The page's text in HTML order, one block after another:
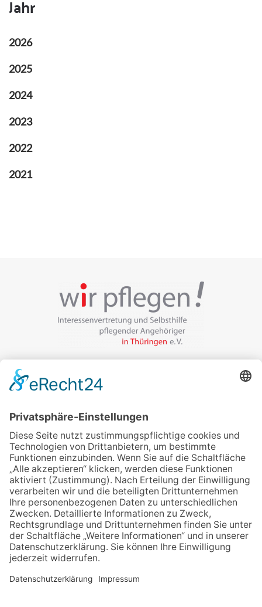
Jahr
2026
2025
2024
2023
2022
2021
Veranstalter:
wir pflegen in Thüringen e.V.
99085 Erfurt
Email schreiben
Uns unterstützen / Spenden
Alle Termine
Übersichtskarte
Veranstaltung anmelden